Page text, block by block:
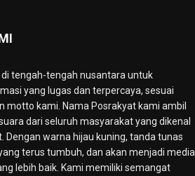
di tengah-tengah nusantara untuk
yang lugas dan terpercaya, sesuai
motto kami. Nama Posrakyat kami ambil
dari seluruh masyarakat yang dikenal
Dengan warna hijau kuning, tanda tunas
terus tumbuh, dan akan menjadi media
lebih baik. Kami memiliki semangat